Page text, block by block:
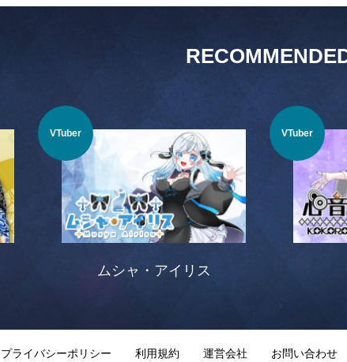
VTuber
ムシャ・アイリス
VTuber
プライバシーポリシー 利用規約 運営会社 お問い合わせ